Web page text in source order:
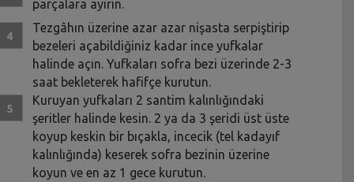
parçalara ayırın.
Tezgâhın üzerine azar azar nişasta serpiştirip
bezeleri açabildiğiniz kadar ince yufkalar
halinde açın. Yufkaları sofra bezi üzerinde 2-3
saat bekleterek hafifçe kurutun.
Kuruyan yufkaları 2 santim kalınlığındaki
şeritler halinde kesin. 2 ya da 3 şeridi üst üste
koyup keskin bir bıçakla, incecik (tel kadayıf
kalınlığında) keserek sofra bezinin üzerine
koyun ve en az 1 gece kurutun.